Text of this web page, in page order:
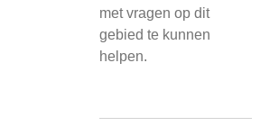
met vragen op dit
gebied te kunnen
helpen.